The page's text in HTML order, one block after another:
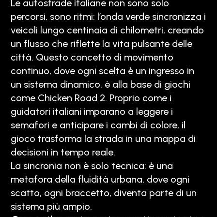
Le autostrade italiane non sono solo
percorsi, sono ritmi: l’onda verde sincronizza i
veicoli lungo centinaia di chilometri, creando
un flusso che riflette la vita pulsante delle
città. Questo concetto di movimento
continuo, dove ogni scelta è un ingresso in
un sistema dinamico, è alla base di giochi
come Chicken Road 2. Proprio come i
guidatori italiani imparano a leggere i
semafori e anticipare i cambi di colore, il
gioco trasforma la strada in una mappa di
decisioni in tempo reale.
La sincronia non è solo tecnica: è una
metafora della fluidità urbana, dove ogni
scatto, ogni braccetto, diventa parte di un
sistema più ampio.